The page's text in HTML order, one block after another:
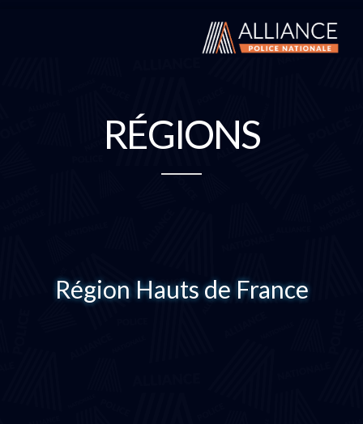
RÉGIONS
Région Hauts de France